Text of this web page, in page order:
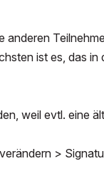
ist es, das in
weil evtl. eine
>